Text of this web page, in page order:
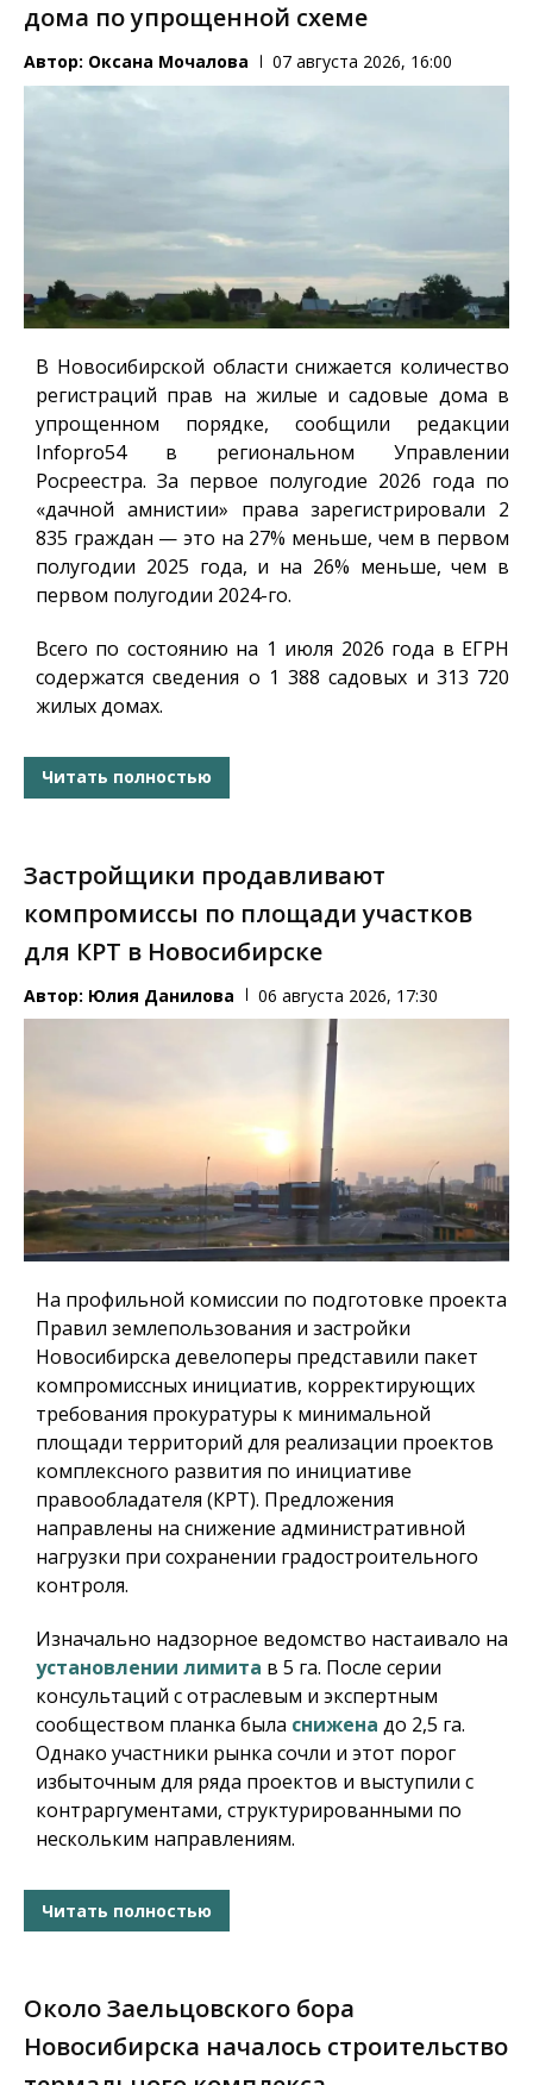
дома по упрощенной схеме
Автор: Оксана Мочалова 07 августа 2026, 16:00
В Новосибирской области снижается количество
регистраций прав на жилые и садовые дома в
упрощенном порядке, сообщили редакции
Infopro54в региональном Управлении
Росреестра. За первое полугодие 2026 года по
«дачной амнистии» права зарегистрировали 2
835 граждан — это на 27% меньше, чем в первом
полугодии 2025 года, и на 26% меньше, чем в
первом полугодии 2024-го.
Всего по состоянию на 1 июля 2026 года в ЕГРН
содержатся сведения о 1 388 садовых и 313 720
жилых домах.
Читать полностью
Застройщики продавливают
компромиссы по площади участков
для КРТ в Новосибирске
Автор: Юлия Данилова 06 августа 2026, 17:30
На профильной комиссии по подготовке проекта
Правил землепользования и застройки
Новосибирска девелоперы представили пакет
компромиссных инициатив, корректирующих
требования прокуратуры к минимальной
площади территорий для реализации проектов
комплексного развития по инициативе
правообладателя (КРТ). Предложения
направлены на снижение административной
нагрузки при сохранении градостроительного
контроля.
Изначально надзорное ведомство настаивало на
установлении лимита в 5 га. После серии
консультаций с отраслевым и экспертным
сообществом планка была снижена до 2,5 га.
Однако участники рынка сочли и этот порог
избыточным для ряда проектов и выступили с
контраргументами, структурированными по
нескольким направлениям.
Читать полностью
Около Заельцовского бора
Новосибирска началось строительство